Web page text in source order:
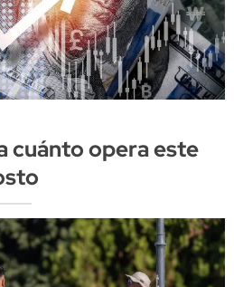
cuánto opera este